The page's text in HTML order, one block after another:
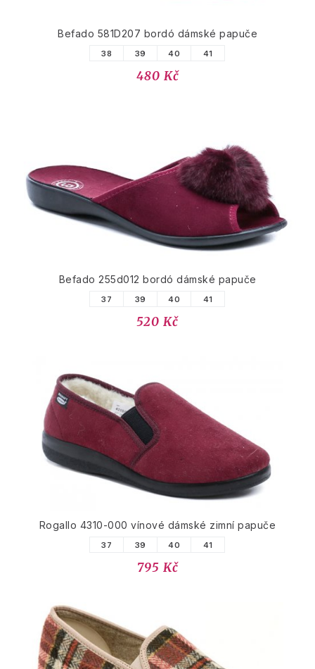
Befado 581D207 bordó dámské papuče
38 39 40 41
480 Kč
Befado 255d012 bordó dámské papuče
37 39 40 41
520 Kč
Rogallo 4310-000 vínové dámské zimní papuče
37 39 40 41
795 Kč